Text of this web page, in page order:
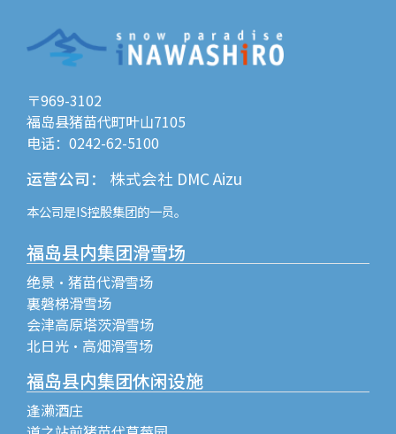
〒969-3102
福岛县猪苗代町叶山7105
电话：0242-62-5100
运营公司 ： 株式会社 DMC Aizu
本公司是IS控股集团的一员。
福岛县内集团滑雪场
绝景・猪苗代滑雪场
裏磐梯滑雪场
会津高原塔茨滑雪场
北日光・高畑滑雪场
福岛县内集团休闲设施
逢濑酒庄